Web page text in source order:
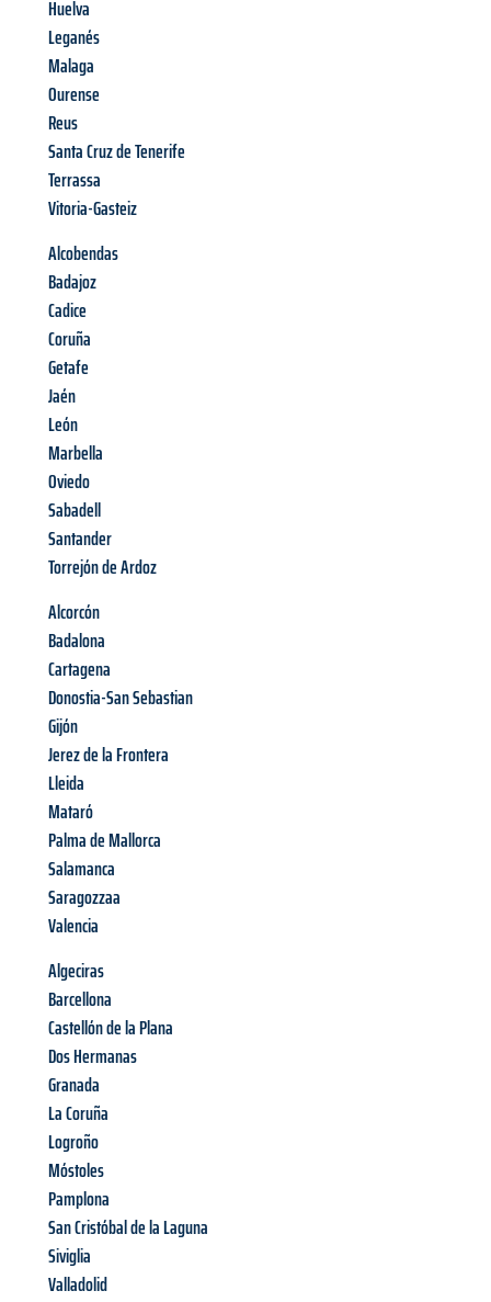
Huelva
Leganés
Malaga
Ourense
Reus
Santa Cruz de Tenerife
Terrassa
Vitoria-Gasteiz
Alcobendas
Badajoz
Cadice
Coruña
Getafe
Jaén
León
Marbella
Oviedo
Sabadell
Santander
Torrejón de Ardoz
Alcorcón
Badalona
Cartagena
Donostia-San Sebastian
Gijón
Jerez de la Frontera
Lleida
Mataró
Palma de Mallorca
Salamanca
Saragozzaa
Valencia
Algeciras
Barcellona
Castellón de la Plana
Dos Hermanas
Granada
La Coruña
Logroño
Móstoles
Pamplona
San Cristóbal de la Laguna
Siviglia
Valladolid